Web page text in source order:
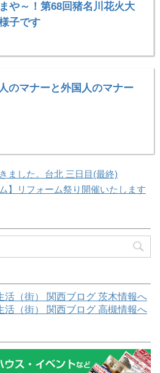
や～！第68回猪名川花火大
子です
のマナーと外国人のマナー
ました。台北 三日目(最終)
】リフォーム祭り開催いたします